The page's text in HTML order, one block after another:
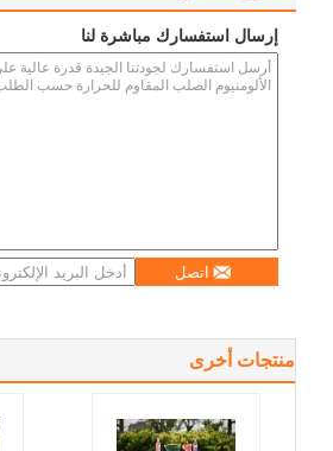
إرسال استفسارك مباشرة لنا
اتصل
منتجات أخرى